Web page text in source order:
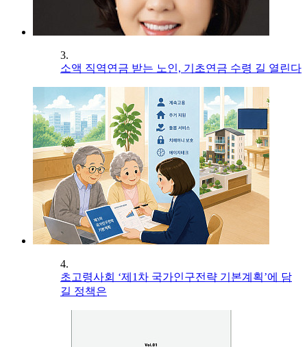
3.
소액 직역연금 받는 노인, 기초연금 수령 길 열린다
4.
초고령사회 ‘제1차 국가인구전략 기본계획’에 담
길 정책은